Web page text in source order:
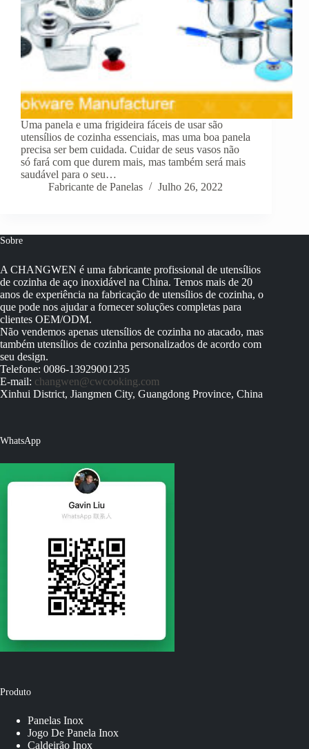
Uma panela e uma frigideira fáceis de usar são
utensílios de cozinha essenciais, mas uma boa panela
precisa ser bem cuidada. Cuidar de seus vasos não
só fará com que durem mais, mas também será mais
saudável para o seu…
Fabricante de Panelas
Julho 26, 2022
Sobre
A CHANGWEN é uma fabricante profissional de utensílios
de cozinha de aço inoxidável na China. Temos mais de 20
anos de experiência na fabricação de utensílios de cozinha, o
que pode nos ajudar a fornecer soluções completas para
clientes OEM/ODM.
Não vendemos apenas utensílios de cozinha no atacado, mas
também utensílios de cozinha personalizados de acordo com
seu design.
Telefone: 0086-13929001235
E-mail: changwen@cwcooking.com
Xinhui District, Jiangmen City, Guangdong Province, China
WhatsApp
Produto
Panelas Inox
Jogo De Panela Inox
Caldeirão Inox